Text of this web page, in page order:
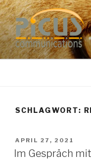
Zum
Inhalt
springen
PUBLIC
Dr. Heike Specht
SCHLAGWORT:
VERÖFFENTLICHT
AM
APRIL 27, 2021
Im Gespräch